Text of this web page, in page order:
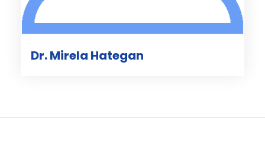
Dr. Mirela Hategan